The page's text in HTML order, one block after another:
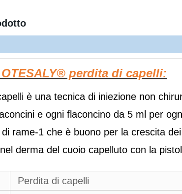
® perdita di capelli:
è una tecnica di iniezione non
e ogni flaconcino da 5 ml per
rame-1 che è buono per la crescita
derma del cuoio capelluto con la
Perdita di capelli